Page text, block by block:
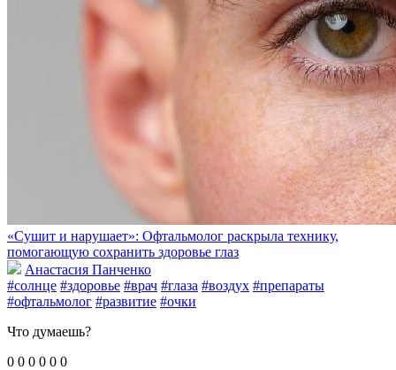
«Сушит и нарушает»: Офтальмолог раскрыла технику,
помогающую сохранить здоровье глаз
Анастасия Панченко
#солнце #здоровье #врач #глаза #воздух #препараты
#офтальмолог #развитие #очки
Что думаешь?
0 0 0 0 0 0